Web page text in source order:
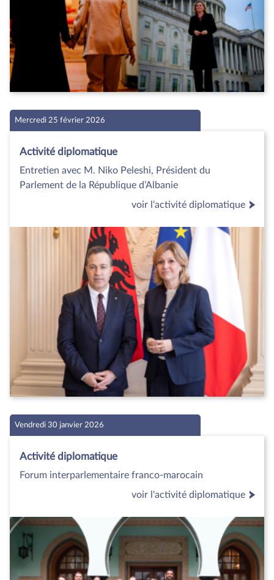
Mercredi 25 février 2026
Activité diplomatique
Entretien avec M. Niko Peleshi, Président du
Parlement de la République d’Albanie
voir l'activité diplomatique
Vendredi 30 janvier 2026
Activité diplomatique
Forum interparlementaire franco-marocain
voir l'activité diplomatique